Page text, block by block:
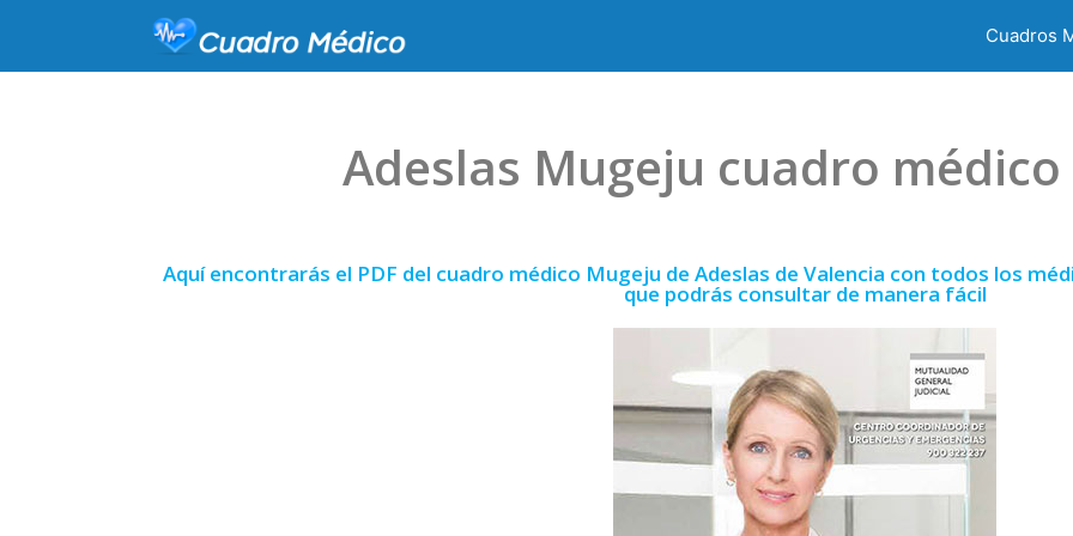
Cuadros
Adeslas Mugeju cuadro
Aquí encontrarás el PDF del cuadro médico Mugeju de Adeslas de Valencia con todos los
que podrás consultar de manera fácil